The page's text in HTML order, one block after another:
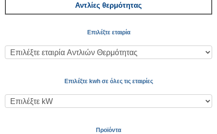
Αντλίες θερμότητας
Επιλέξτε εταιρία
Επιλέξτε kwh σε όλες τις εταιρίες
Προϊόντα